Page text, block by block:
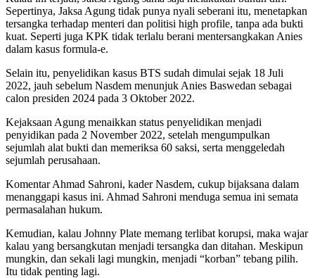
Sepertinya, Jaksa Agung tidak punya nyali seberani itu, menetapkan
tersangka terhadap menteri dan politisi high profile, tanpa ada bukti
kuat. Seperti juga KPK tidak terlalu berani mentersangkakan Anies
dalam kasus formula-e.
Selain itu, penyelidikan kasus BTS sudah dimulai sejak 18 Juli
2022, jauh sebelum Nasdem menunjuk Anies Baswedan sebagai
calon presiden 2024 pada 3 Oktober 2022.
Kejaksaan Agung menaikkan status penyelidikan menjadi
penyidikan pada 2 November 2022, setelah mengumpulkan
sejumlah alat bukti dan memeriksa 60 saksi, serta menggeledah
sejumlah perusahaan.
Komentar Ahmad Sahroni, kader Nasdem, cukup bijaksana dalam
menanggapi kasus ini. Ahmad Sahroni menduga semua ini semata
permasalahan hukum.
Kemudian, kalau Johnny Plate memang terlibat korupsi, maka wajar
kalau yang bersangkutan menjadi tersangka dan ditahan. Meskipun
mungkin, dan sekali lagi mungkin, menjadi “korban” tebang pilih.
Itu tidak penting lagi.